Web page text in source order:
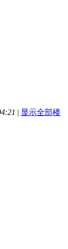
| 显示全部楼